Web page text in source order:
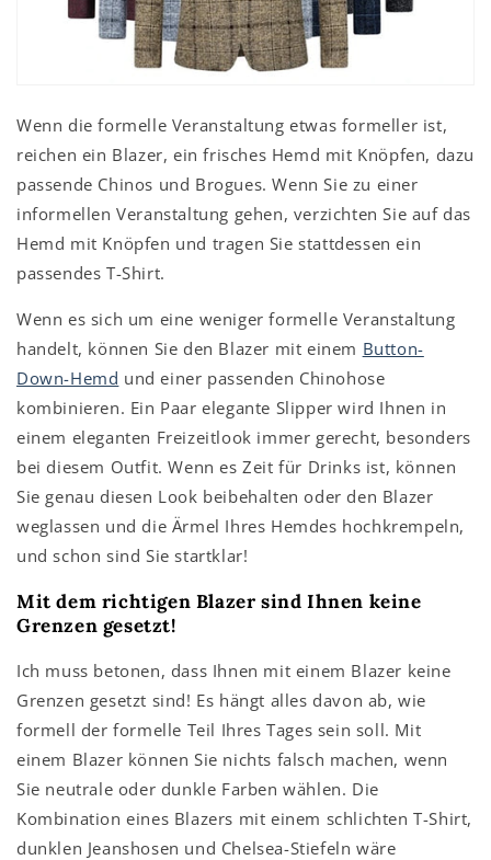
Wenn die formelle Veranstaltung etwas formeller ist,
reichen ein Blazer, ein frisches Hemd mit Knöpfen, dazu
passende Chinos und Brogues. Wenn Sie zu einer
informellen Veranstaltung gehen, verzichten Sie auf das
Hemd mit Knöpfen und tragen Sie stattdessen ein
passendes T-Shirt.
Wenn es sich um eine weniger formelle Veranstaltung
handelt, können Sie den Blazer mit einem Button-
Down-Hemd und einer passenden Chinohose
kombinieren. Ein Paar elegante Slipper wird Ihnen in
einem eleganten Freizeitlook immer gerecht, besonders
bei diesem Outfit. Wenn es Zeit für Drinks ist, können
Sie genau diesen Look beibehalten oder den Blazer
weglassen und die Ärmel Ihres Hemdes hochkrempeln,
und schon sind Sie startklar!
Mit dem richtigen Blazer sind Ihnen keine
Grenzen gesetzt!
Ich muss betonen, dass Ihnen mit einem Blazer keine
Grenzen gesetzt sind! Es hängt alles davon ab, wie
formell der formelle Teil Ihres Tages sein soll. Mit
einem Blazer können Sie nichts falsch machen, wenn
Sie neutrale oder dunkle Farben wählen. Die
Kombination eines Blazers mit einem schlichten T-Shirt,
dunklen Jeanshosen und Chelsea-Stiefeln wäre